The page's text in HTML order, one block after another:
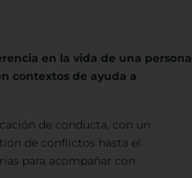
en la vida de una persona
contextos de ayuda a
de conducta, con un
de conflictos hasta el
para acompañar con